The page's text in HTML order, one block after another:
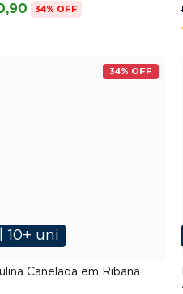
34% OFF
34% OFF
| 10+ uni
Canelada em Ribana